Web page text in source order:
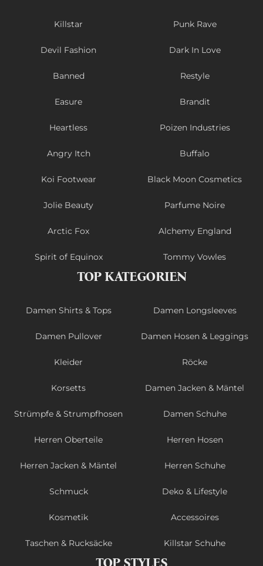
Killstar Punk Rave
Devil Fashion Dark In Love
Banned Restyle
Easure Brandit
Heartless Poizen Industries
Angry Itch Buffalo
Koi Footwear Black Moon Cosmetics
Jolie Beauty Parfume Noire
Arctic Fox Alchemy England
Spirit of Equinox Tommy Vowles
TOP KATEGORIEN
Damen Shirts & Tops Damen Longsleeves
Damen Pullover Damen Hosen & Leggings
Kleider Röcke
Korsetts Damen Jacken & Mäntel
Strümpfe & Strumpfhosen Damen Schuhe
Herren Oberteile Herren Hosen
Herren Jacken & Mäntel Herren Schuhe
Schmuck Deko & Lifestyle
Kosmetik Accessoires
Taschen & Rucksäcke Killstar Schuhe